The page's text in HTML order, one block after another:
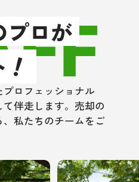
以上、もし大
辺で不動産売
住宅ローン取次
方は、是非一
ングさんにあた
い！
プロが
！
ロフェッショナル
伴走します。売却の
、私たちのチームをご